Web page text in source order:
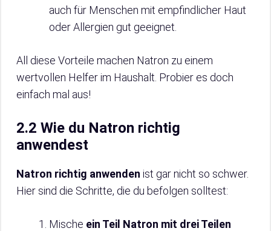
auch für Menschen mit empfindlicher Haut
oder Allergien gut geeignet.
All diese Vorteile machen Natron zu einem
wertvollen Helfer im Haushalt. Probier es doch
einfach mal aus!
2.2 Wie du Natron richtig
anwendest
Natron richtig anwenden ist gar nicht so schwer.
Hier sind die Schritte, die du befolgen solltest:
Mische ein Teil Natron mit drei Teilen